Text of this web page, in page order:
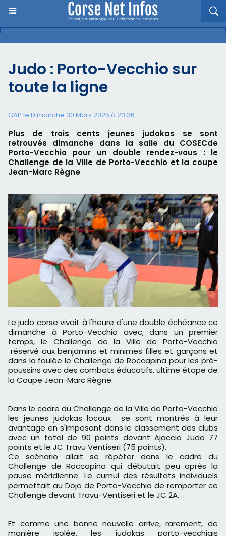
Judo : Porto-Vecchio sur
toute la ligne
GAP le Dimanche 30 Mars 2025 à 20:36
Plus de trois cents jeunes judokas se sont
retrouvés dimanche dans la salle du COSECde
Porto-Vecchio pour un double rendez-vous : le
Challenge de la Ville de Porto-Vecchio et la coupe
Jean-Marc Règne
Le judo corse vivait à l'heure d'une double échéance ce
dimanche à Porto-Vecchio avec, dans un premier
temps, le Challenge de la Ville de Porto-Vecchio
réservé aux benjamins et minimes filles et garçons et
dans la foulée le Challenge de Roccapina pour les pré-
poussins avec des combats éducatifs, ultime étape de
la Coupe Jean-Marc Règne.
Dans le cadre du Challenge de la Ville de Porto-Vecchio
les jeunes judokas locaux se sont montrés à leur
avantage en s'imposant dans le classement des clubs
avec un total de 90 points devant Ajaccio Judo 77
points et le JC Travu Ventiseri (75 points).
Ce scénario allait se répéter dans le cadre du
Challenge de Roccapina qui débutait peu après la
pause méridienne. Le cumul des résultats individuels
permettait au Dojo de Porto-Vecchio de remporter ce
Challenge devant Travu-Ventiseri et le JC 2A.
Et comme une bonne nouvelle arrive, rarement, de
manière isolée, les judokas porto-vecchiais